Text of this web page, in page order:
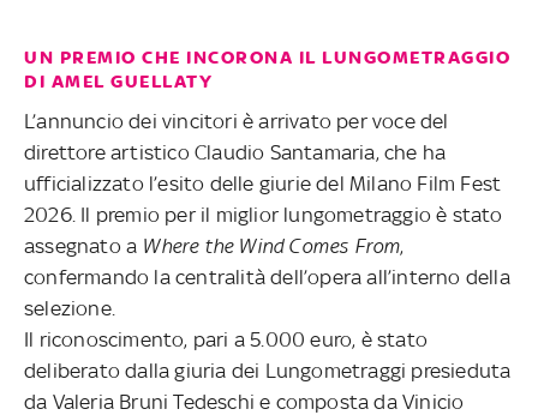
UN PREMIO CHE INCORONA IL LUNGOMETRAGGIO
DI AMEL GUELLATY
L’annuncio dei vincitori è arrivato per voce del
direttore artistico Claudio Santamaria, che ha
ufficializzato l’esito delle giurie del Milano Film Fest
2026. Il premio per il miglior lungometraggio è stato
assegnato a Where the Wind Comes From,
confermando la centralità dell’opera all’interno della
selezione.
Il riconoscimento, pari a 5.000 euro, è stato
deliberato dalla giuria dei Lungometraggi presieduta
da Valeria Bruni Tedeschi e composta da Vinicio